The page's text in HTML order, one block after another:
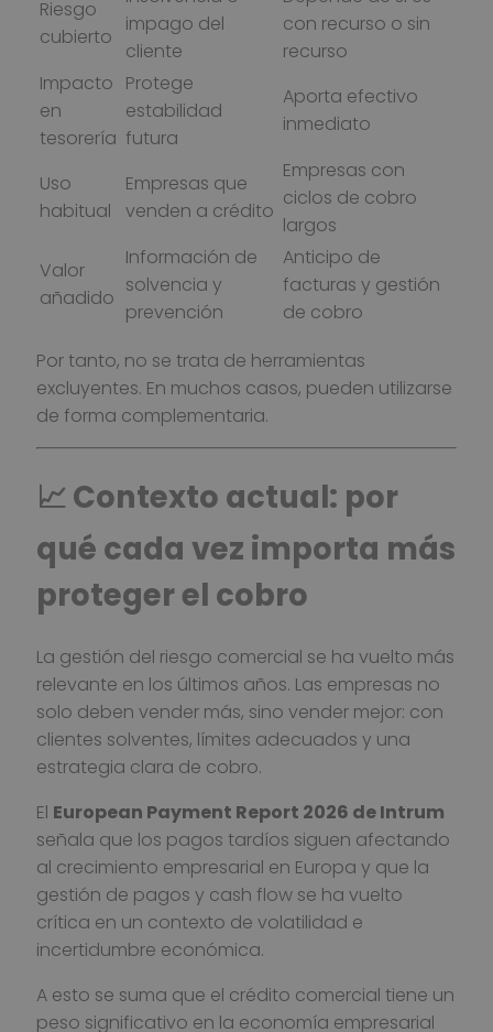
Riesgo
cubierto
impago del
cliente
con recurso o sin
recurso
Impacto
en
tesorería
Protege
estabilidad
futura
Aporta efectivo
inmediato
Uso
habitual
Empresas que
venden a crédito
Empresas con
ciclos de cobro
largos
Valor
añadido
Información de
solvencia y
prevención
Anticipo de
facturas y gestión
de cobro
Por tanto, no se trata de herramientas
excluyentes. En muchos casos, pueden utilizarse
de forma complementaria.
📈 Contexto actual: por
qué cada vez importa más
proteger el cobro
La gestión del riesgo comercial se ha vuelto más
relevante en los últimos años. Las empresas no
solo deben vender más, sino vender mejor: con
clientes solventes, límites adecuados y una
estrategia clara de cobro.
El European Payment Report 2026 de Intrum
señala que los pagos tardíos siguen afectando
al crecimiento empresarial en Europa y que la
gestión de pagos y cash flow se ha vuelto
crítica en un contexto de volatilidad e
incertidumbre económica.
A esto se suma que el crédito comercial tiene un
peso significativo en la economía empresarial